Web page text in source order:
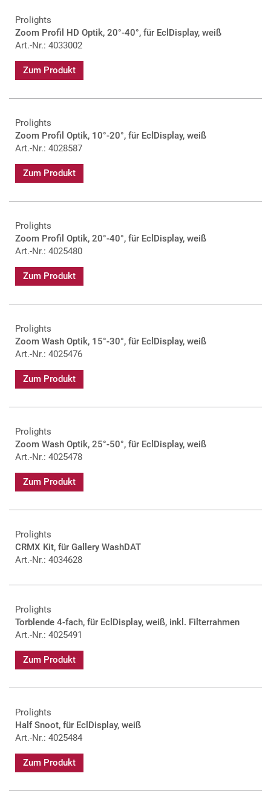
Prolights
Zoom Profil HD Optik, 20°-40°, für EclDisplay, weiß
Art.-Nr.: 4033002
Zum Produkt
Prolights
Zoom Profil Optik, 10°-20°, für EclDisplay, weiß
Art.-Nr.: 4028587
Zum Produkt
Prolights
Zoom Profil Optik, 20°-40°, für EclDisplay, weiß
Art.-Nr.: 4025480
Zum Produkt
Prolights
Zoom Wash Optik, 15°-30°, für EclDisplay, weiß
Art.-Nr.: 4025476
Zum Produkt
Prolights
Zoom Wash Optik, 25°-50°, für EclDisplay, weiß
Art.-Nr.: 4025478
Zum Produkt
Prolights
CRMX Kit, für Gallery WashDAT
Art.-Nr.: 4034628
Prolights
Torblende 4-fach, für EclDisplay, weiß, inkl. Filterrahmen
Art.-Nr.: 4025491
Zum Produkt
Prolights
Half Snoot, für EclDisplay, weiß
Art.-Nr.: 4025484
Zum Produkt